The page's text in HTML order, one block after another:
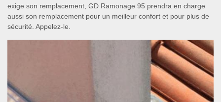
exige son remplacement, GD Ramonage 95 prendra en charge
aussi son remplacement pour un meilleur confort et pour plus de
sécurité. Appelez-le.